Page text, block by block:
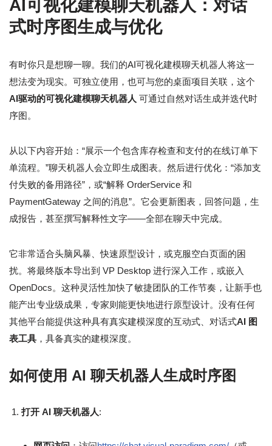
AI可视化建模聊天机器人：对话
式时序图生成与优化
有时你只是想聊一聊。我们的AI可视化建模聊天机器人将这一
想法变为现实。可独立使用，也可与您的桌面项目关联，这个
AI驱动的可视化建模聊天机器人 可通过自然对话生成并迭代时
序图。
从以下内容开始：“展示一个包含库存检查和支付的在线订单下
单流程。”聊天机器人会立即生成图表。然后进行优化：“添加支
付失败的备用路径”，或“解释 OrderService 和
PaymentGateway 之间的消息”。它会更新图表，回答问题，生
成报告，甚至撰写解释性文字——全部在聊天中完成。
它非常适合头脑风暴、快速原型设计，或克服空白页面的困
扰。将最终版本导出到 VP Desktop 进行深入工作，或嵌入
OpenDocs。这种灵活性加快了敏捷团队的工作节奏，让新手也
能产出专业级成果，专家则能更快地进行原型设计。没有任何
其他平台能提供这种具有真实建模深度的互动式、对话式AI 图
表工具 ，具备真实的建模深度。
如何使用 AI 聊天机器人生成时序图
打开 AI 聊天机器人: